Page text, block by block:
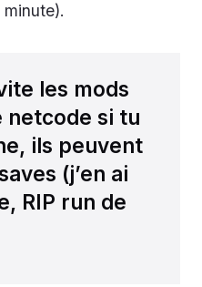
les mods
netcode si tu
ils peuvent
(j’en ai
RIP run de